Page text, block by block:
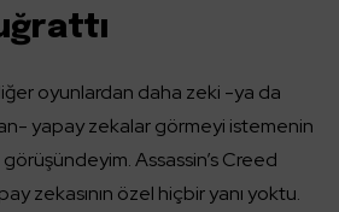
uğrattı
oyunlardan daha zeki -ya da
yapay zekalar görmeyi istemenin
görüşündeyim. Assassin’s Creed
zekasının özel hiçbir yanı yoktu.